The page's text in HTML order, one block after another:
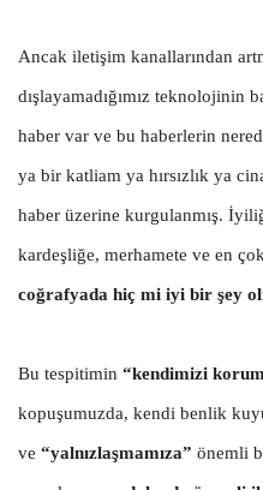
Ancak iletişim kanallarından
dışlayamadığımız teknolojinin
haber var ve bu haberlerin
ya bir katliam ya hırsızlık ya
haber üzerine kurgulanmış.
kardeşliğe, merhamete ve en
coğrafyada hiç mi iyi bir şey
Bu tespitimin “kendimizi
kopuşumuzda, kendi benlik
ve “yalnızlaşmamıza” önemli